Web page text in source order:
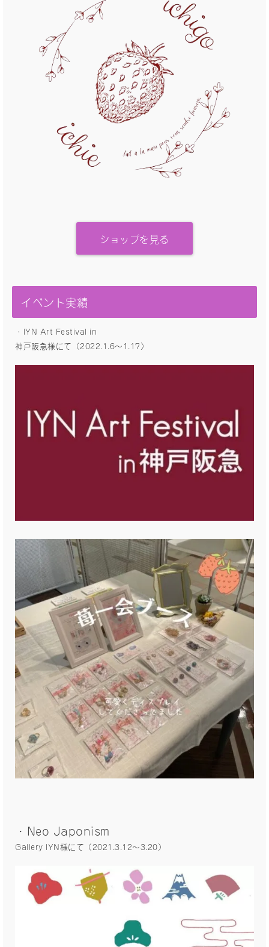
ショップを見る
イベント実績
・IYN Art Festival in
神戸阪急様にて（2022.1.6〜1.17）
・Neo Japonism
Gallery IYN様にて（2021.3.12〜3.20）